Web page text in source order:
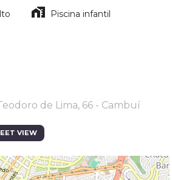
Piscina infantil
de Lima, 66 - Cambuí
VIEW